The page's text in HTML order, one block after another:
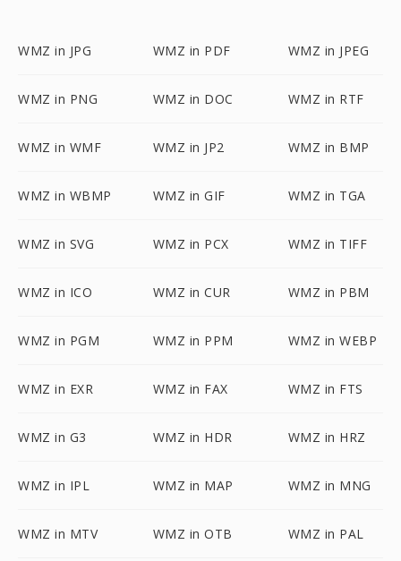
WMZ in JPG WMZ in PDF WMZ in JPEG
WMZ in PNG WMZ in DOC WMZ in RTF
WMZ in WMF WMZ in JP2 WMZ in BMP
WMZ in WBMP WMZ in GIF WMZ in TGA
WMZ in SVG WMZ in PCX WMZ in TIFF
WMZ in ICO WMZ in CUR WMZ in PBM
WMZ in PGM WMZ in PPM WMZ in WEBP
WMZ in EXR WMZ in FAX WMZ in FTS
WMZ in G3 WMZ in HDR WMZ in HRZ
WMZ in IPL WMZ in MAP WMZ in MNG
WMZ in MTV WMZ in OTB WMZ in PAL